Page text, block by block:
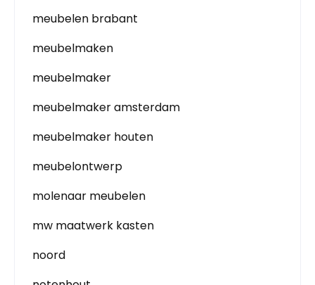
meubelen brabant
meubelmaken
meubelmaker
meubelmaker amsterdam
meubelmaker houten
meubelontwerp
molenaar meubelen
mw maatwerk kasten
noord